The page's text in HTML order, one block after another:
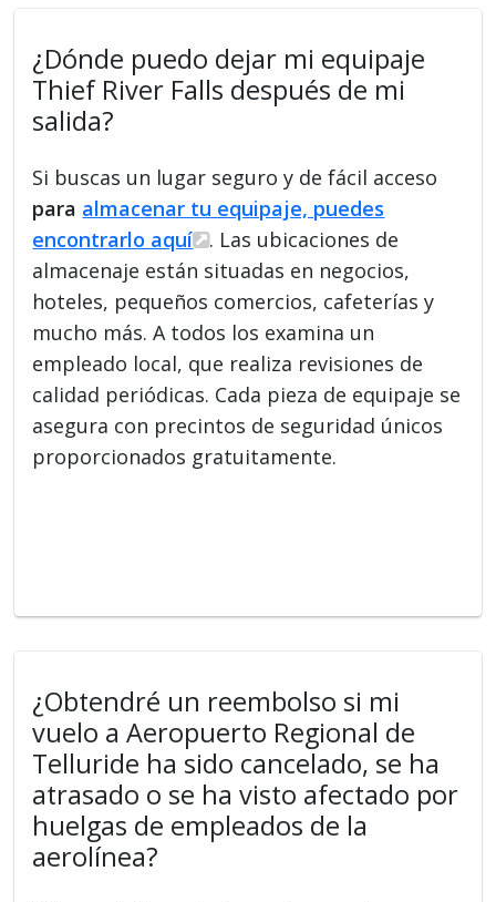
¿Dónde puedo dejar mi equipaje
Thief River Falls después de mi
salida?
Si buscas un lugar seguro y de fácil acceso
para almacenar tu equipaje, puedes
encontrarlo aquí
. Las ubicaciones de
almacenaje están situadas en negocios,
hoteles, pequeños comercios, cafeterías y
mucho más. A todos los examina un
empleado local, que realiza revisiones de
calidad periódicas. Cada pieza de equipaje se
asegura con precintos de seguridad únicos
proporcionados gratuitamente.
¿Obtendré un reembolso si mi
vuelo a Aeropuerto Regional de
Telluride ha sido cancelado, se ha
atrasado o se ha visto afectado por
huelgas de empleados de la
aerolínea?